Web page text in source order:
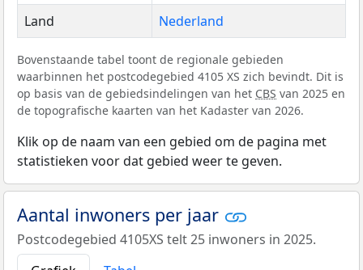
Land
Nederland
Bovenstaande tabel toont de regionale gebieden
waarbinnen het postcodegebied 4105 XS zich bevindt. Dit is
op basis van de gebiedsindelingen van het CBS van 2025 en
de topografische kaarten van het Kadaster van 2026.
Klik op de naam van een gebied om de pagina met
statistieken voor dat gebied weer te geven.
Aantal inwoners per jaar
Postcodegebied 4105XS telt 25 inwoners in 2025.